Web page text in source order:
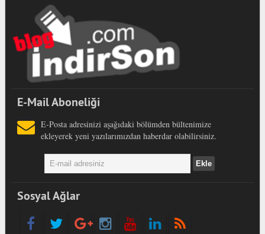
E-Mail Aboneliği
E-Posta adresinizi aşağıdaki bölümden bültenimize
ekleyerek yeni yazılarımızdan haberdar olabilirsiniz.
Sosyal Ağlar